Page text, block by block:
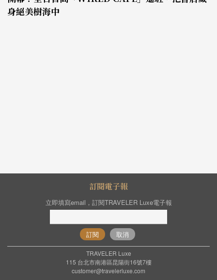
身絕美樹海中
訂閱電子報
立即填寫email，訂閱TRAVELER Luxe電子報
訂閱 取消
TRAVELER Luxe
115 台北市南港區昆陽街16號7樓
customer@travelerluxe.com